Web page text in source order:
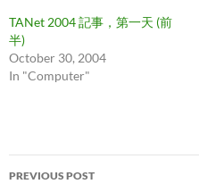
TANet 2004 記事，第一天 (前
半)
October 30, 2004
In "Computer"
Post
PREVIOUS POST